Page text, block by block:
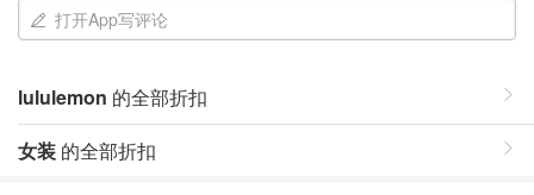
打开App写评论
lululemon 的全部折扣
女装 的全部折扣